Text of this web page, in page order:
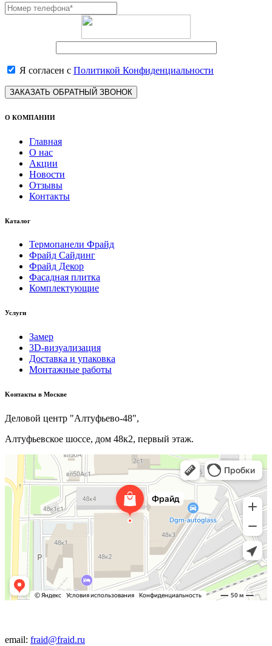
Я согласен с Политикой Конфиденциальности
ЗАКАЗАТЬ ОБРАТНЫЙ ЗВОНОК
О КОМПАНИИ
Главная
О нас
Акции
Новости
Отзывы
Контакты
Каталог
Термопанели Фрайд
Фрайд Сайдинг
Фрайд Декор
Фасадная плитка
Комплектующие
Услуги
Замер
3D-визуализация
Доставка и упаковка
Монтажные работы
Kонтакты в Москве
Деловой центр "Алтуфьево-48",
Алтуфьевское шоссе, дом 48к2, первый этаж.
email: fraid@fraid.ru